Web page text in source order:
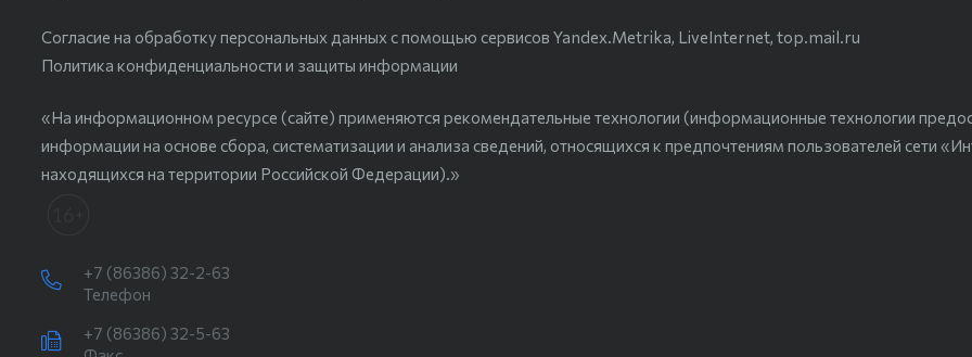
Согласие на обработку персональных данных с помощью сервисов Yandex.Metrika, LiveInternet, top.mail.ru
Политика конфиденциальности и защиты информации
«На информационном ресурсе (сайте) применяются рекомендательные технологии (информационные технологии
информации на основе сбора, систематизации и анализа сведений, относящихся к предпочтениям пользователей сети
находящихся на территории Российской Федерации).»
+7 (86386) 32-2-63
Телефон
+7 (86386) 32-5-63